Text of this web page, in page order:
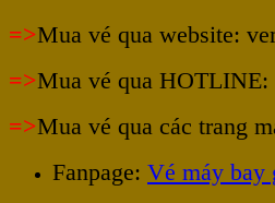
=>Mua vé qua website:
=>Mua vé qua HOTLINE:
=>Mua vé qua các trang
Fanpage: Vé máy bay